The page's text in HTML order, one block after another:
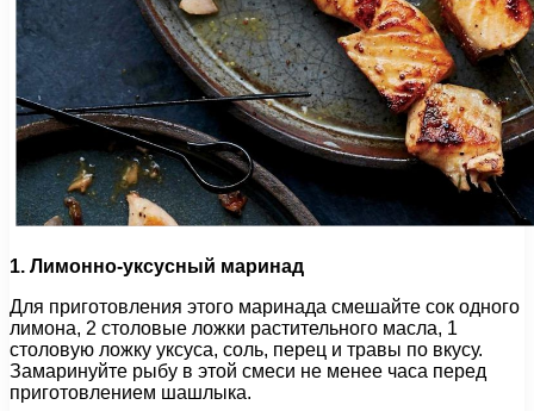
1. Лимонно-уксусный маринад
Для приготовления этого маринада смешайте сок одного
лимона, 2 столовые ложки растительного масла, 1
столовую ложку уксуса, соль, перец и травы по вкусу.
Замаринуйте рыбу в этой смеси не менее часа перед
приготовлением шашлыка.